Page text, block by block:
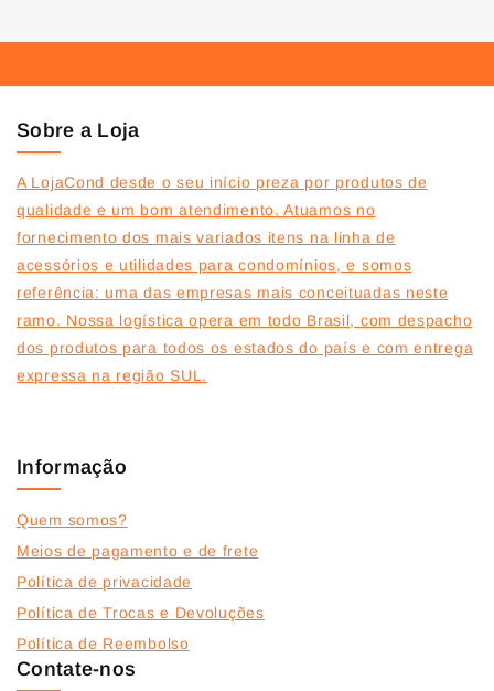
Sobre a Loja
A LojaCond desde o seu início preza por produtos de
qualidade e um bom atendimento. Atuamos no
fornecimento dos mais variados itens na linha de
acessórios e utilidades para condomínios, e somos
referência: uma das empresas mais conceituadas neste
ramo. Nossa logística opera em todo Brasil, com despacho
dos produtos para todos os estados do país e com entrega
expressa na região SUL.
Informação
Quem somos?
Meios de pagamento e de frete
Política de privacidade
Política de Trocas e Devoluções
Política de Reembolso
Contate-nos